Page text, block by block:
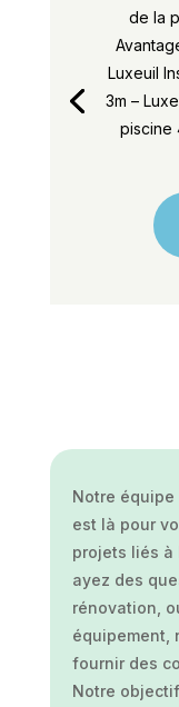
de la
Luxeuil
3m –
piscine
Notre
est là pour
projets liés à
ayez des
rénovation,
équipement,
fournir des
Notre